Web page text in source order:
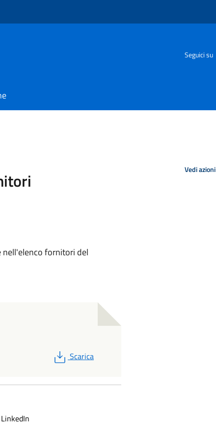
Seguici su
nell'elenco fornitori del
PDF
Scarica
LinkedIn
Vedi azioni